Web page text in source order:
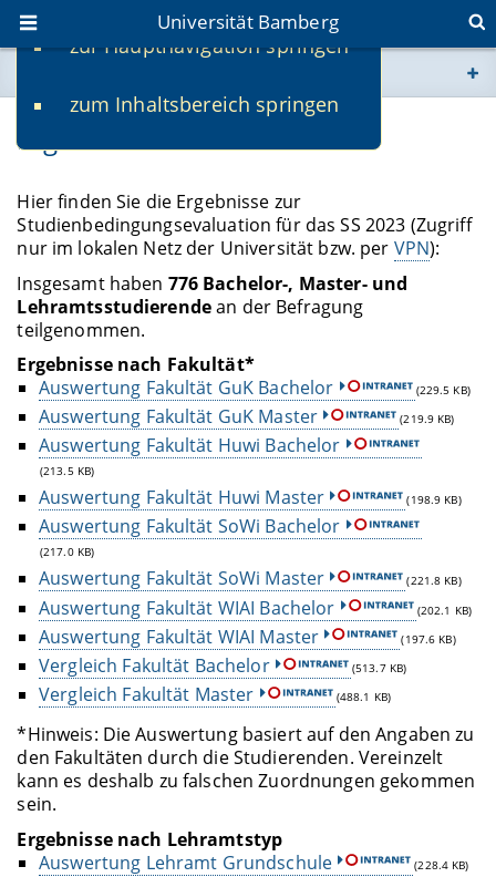
zur Hauptnavigation springen
zum Inhaltsbereich springen
Universität Bamberg
www.uni-bamberg.de
fis.uni-bamberg.de
Ergebnisse
Hier finden Sie die Ergebnisse zur
Studienbedingungsevaluation für das SS 2023 (Zugriff
nur im lokalen Netz der Universität bzw. per VPN):
Insgesamt haben 776 Bachelor-, Master- und
Lehramtsstudierendean der Befragung
teilgenommen.
Ergebnisse nach Fakultät*
Auswertung Fakultät GuK Bachelor
(229.5 KB)
Auswertung Fakultät GuK Master (219.9 KB)
Auswertung Fakultät Huwi Bachelor
(213.5 KB)
Auswertung Fakultät Huwi Master (198.9 KB)
Auswertung Fakultät SoWi Bachelor
(217.0 KB)
Auswertung Fakultät SoWi Master (221.8 KB)
Auswertung Fakultät WIAI Bachelor (202.1 KB)
Auswertung Fakultät WIAI Master (197.6 KB)
Vergleich Fakultät Bachelor (513.7 KB)
Vergleich Fakultät Master (488.1 KB)
*Hinweis: Die Auswertung basiert auf den Angaben zu
den Fakultäten durch die Studierenden. Vereinzelt
kann es deshalb zu falschen Zuordnungen gekommen
sein.
Ergebnisse nach Lehramtstyp
Auswertung Lehramt Grundschule
(228.4 KB)